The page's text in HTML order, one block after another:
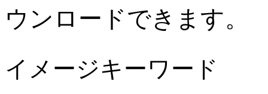
ウンロードできます。
イメージキーワード